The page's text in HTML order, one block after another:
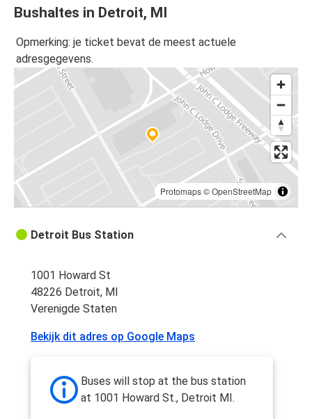
Bushaltes in Detroit, MI
Opmerking: je ticket bevat de meest actuele
adresgegevens.
Protomaps©OpenStreetMap
Detroit Bus Station
1001 Howard St
48226 Detroit, MI
Verenigde Staten
Bekijk dit adres op Google Maps
Buses will stop at the bus station
at 1001 Howard St., Detroit MI.